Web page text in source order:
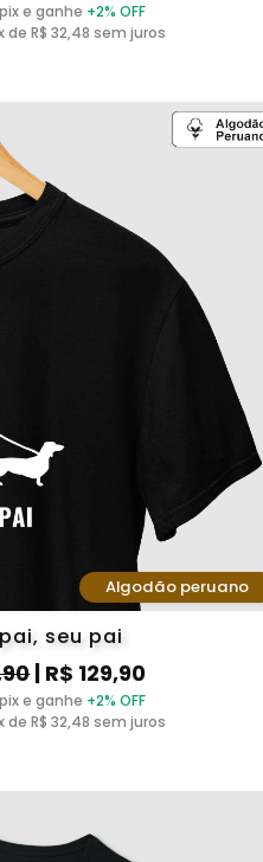
e ganhe +2% OFF
R$ 32,48 sem juros
Algodão peruano
seu pai
| R$ 129,90
e ganhe +2% OFF
R$ 32,48 sem juros